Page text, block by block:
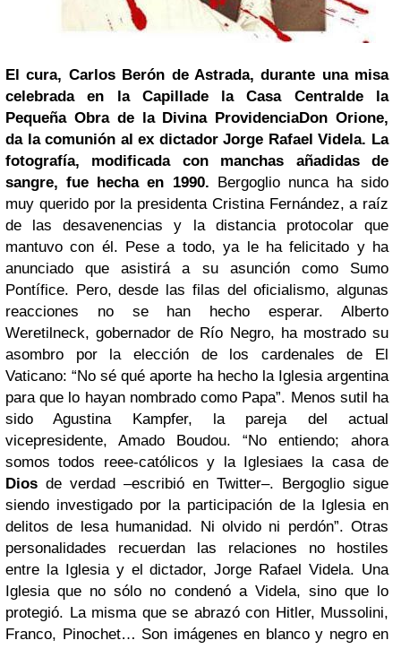
El cura, Carlos Berón de Astrada, durante una misa
celebrada en la Capillade la Casa Centralde la
Pequeña Obra de la Divina ProvidenciaDon Orione,
da la comunión al ex dictador Jorge Rafael Videla. La
fotografía, modificada con manchas añadidas de
sangre, fue hecha en 1990. Bergoglio nunca ha sido
muy querido por la presidenta Cristina Fernández, a raíz
de las desavenencias y la distancia protocolar que
mantuvo con él. Pese a todo, ya le ha felicitado y ha
anunciado que asistirá a su asunción como Sumo
Pontífice. Pero, desde las filas del oficialismo, algunas
reacciones no se han hecho esperar. Alberto
Weretilneck, gobernador de Río Negro, ha mostrado su
asombro por la elección de los cardenales de El
Vaticano: “No sé qué aporte ha hecho la Iglesia argentina
para que lo hayan nombrado como Papa”. Menos sutil ha
sido Agustina Kampfer, la pareja del actual
vicepresidente, Amado Boudou. “No entiendo; ahora
somos todos reee-católicos y la Iglesiaes la casa de
Dios de verdad –escribió en Twitter–. Bergoglio sigue
siendo investigado por la participación de la Iglesia en
delitos de lesa humanidad. Ni olvido ni perdón”. Otras
personalidades recuerdan las relaciones no hostiles
entre la Iglesia y el dictador, Jorge Rafael Videla. Una
Iglesia que no sólo no condenó a Videla, sino que lo
protegió. La misma que se abrazó con Hitler, Mussolini,
Franco, Pinochet… Son imágenes en blanco y negro en